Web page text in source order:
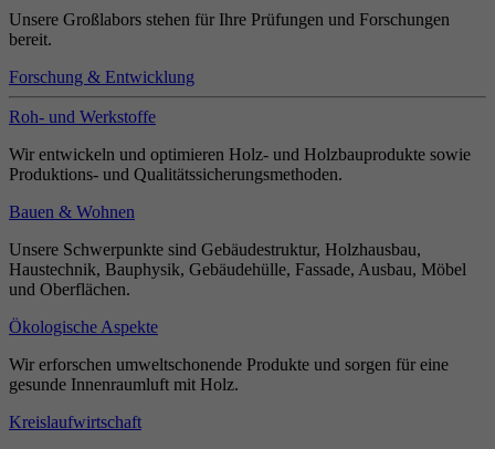
Unsere Großlabors stehen für Ihre Prüfungen und Forschungen
bereit.
Forschung & Entwicklung
Roh- und Werkstoffe
Wir entwickeln und optimieren Holz- und Holzbauprodukte sowie
Produktions- und Qualitätssicherungsmethoden.
Bauen & Wohnen
Unsere Schwerpunkte sind Gebäudestruktur, Holzhausbau,
Haustechnik, Bauphysik, Gebäudehülle, Fassade, Ausbau, Möbel
und Oberflächen.
Ökologische Aspekte
Wir erforschen umweltschonende Produkte und sorgen für eine
gesunde Innenraumluft mit Holz.
Kreislaufwirtschaft